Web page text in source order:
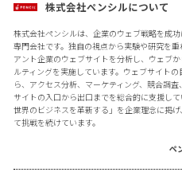
株式会社ペンシルについて
株式会社ペンシルは、企業のウェブ戦略を成
専門会社です。独自の視点から実験や研究を
アント企業のウェブサイトを分析し、ウェブ
ルティングを実施しています。ウェブサイト
ら、アクセス分析、マーケティング、競合調
サイトの入口から出口までを総合的に支援し
世界のビジネスを革新する」を企業理念に掲
て挑戦を続けています。
ペ